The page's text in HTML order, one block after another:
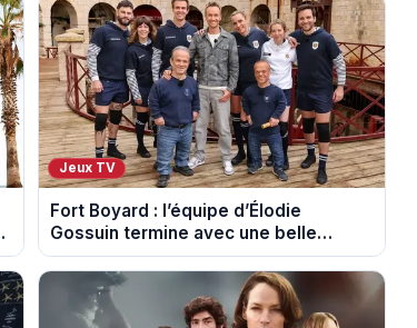
Jeux TV
Fort Boyard : l’équipe d’Élodie
Gossuin termine avec une belle
somme pour l'Unicef et le Refuge